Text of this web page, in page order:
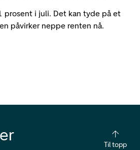
prosent i juli. Det kan tyde på et
påvirker neppe renten nå.
Til topp